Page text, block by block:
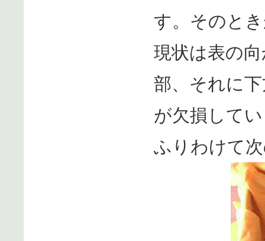
す。そのと
現状は表の
部、それに
が欠損して
ふりわけて